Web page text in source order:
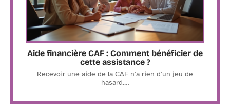
Aide financière CAF : Comment bénéficier de
cette assistance ?
Recevoir une aide de la CAF n’a rien d’un jeu de
hasard.…